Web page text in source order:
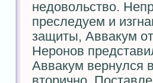
недовольство.
преследуем и
защиты, Аввакум
Неронов
Аввакум вернулся